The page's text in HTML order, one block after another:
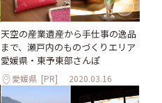
天空の産業遺産から手仕事の逸品
まで、瀬戸内のものづくりエリア
愛媛県・東予東部さんぽ
愛媛県 [PR] 2020.03.16